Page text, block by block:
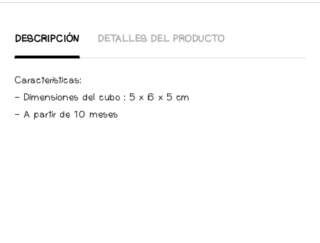
DESCRIPCIÓN DETALLES DEL PRODUCTO
Características:
- Dimensiones del cubo : 5 x 6 x 5 cm
- A partir de 10 meses